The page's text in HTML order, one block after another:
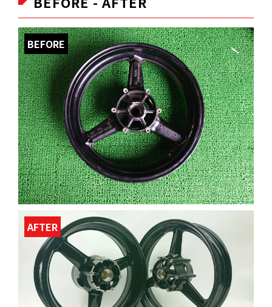
BEFORE
AFTER